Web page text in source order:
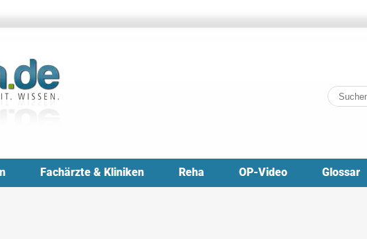
Suche
nach:
Fachärzte & Kliniken Reha OP-Video Glossar